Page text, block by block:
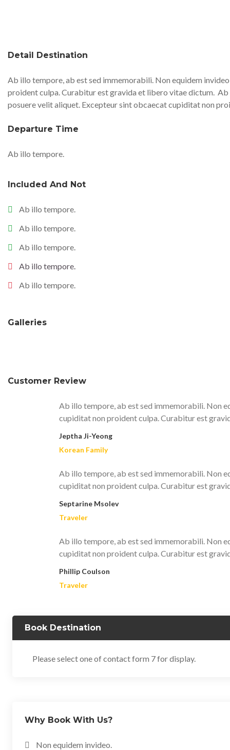
Detail Destination
Ab illo tempore, ab est sed immemorabili. Non equidem
proident culpa. Curabitur est gravida et libero vitae dictum. Ab
posuere velit aliquet. Excepteur sint obcaecat cupiditat non
Departure Time
Ab illo tempore.
Included And Not
Ab illo tempore.
Ab illo tempore.
Ab illo tempore.
Ab illo tempore.
Ab illo tempore.
Galleries
Customer Review
Ab illo tempore, ab est sed immemorabili. Non
cupiditat non proident culpa. Curabitur est
Jeptha Ji-Yeong
Korean Family
Ab illo tempore, ab est sed immemorabili. Non
cupiditat non proident culpa. Curabitur est
Septarine Msolev
Traveler
Ab illo tempore, ab est sed immemorabili. Non
cupiditat non proident culpa. Curabitur est
Phillip Coulson
Traveler
Book Destination
Please select one of contact form 7 for display.
Why Book With Us?
Non equidem invideo.